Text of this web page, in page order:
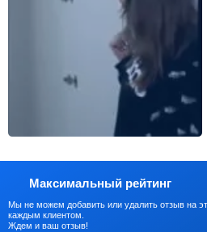
Максимальный рейтинг
Мы не можем добавить или удалить отзыв на
каждым клиентом.
Ждем и ваш отзыв!